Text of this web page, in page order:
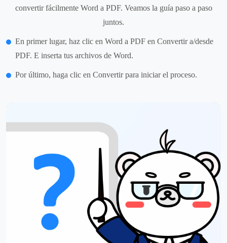
convertir fácilmente Word a PDF. Veamos la guía paso a paso
juntos.
En primer lugar, haz clic en Word a PDF en Convertir a/desde
PDF. E inserta tus archivos de Word.
Por último, haga clic en Convertir para iniciar el proceso.